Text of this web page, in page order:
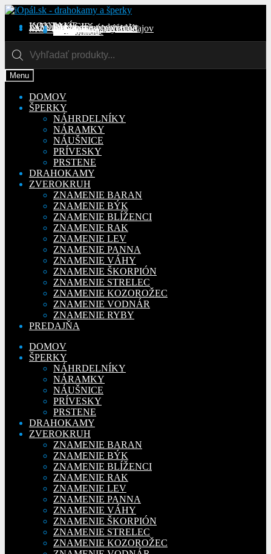
Preskočiť
navigáciu
Preskočiť
obsah
KONTAKT
INFORMÁCIE
Obchodné podmienky
Reklamačný poriadok
Ochrana osobných údajov
MÔJ ÚČETObjednávky
Adresy
Detaily účtu
Na stiahnutie
search
Menu
DOMOV
ŠPERKY
NÁHRDELNÍKY
NÁRAMKY
NÁUŠNICE
PRÍVESKY
PRSTENE
DRAHOKAMY
ZVEROKRUH
ZNAMENIE BARAN
ZNAMENIE BÝK
ZNAMENIE BLÍŽENCI
ZNAMENIE RAK
ZNAMENIE LEV
ZNAMENIE PANNA
ZNAMENIE VÁHY
ZNAMENIE ŠKORPIÓN
ZNAMENIE STRELEC
ZNAMENIE KOZOROŽEC
ZNAMENIE VODNÁR
ZNAMENIE RYBY
PREDAJŇA
DOMOV
ŠPERKY
NÁHRDELNÍKY
NÁRAMKY
NÁUŠNICE
PRÍVESKY
PRSTENE
DRAHOKAMY
ZVEROKRUH
ZNAMENIE BARAN
ZNAMENIE BÝK
ZNAMENIE BLÍŽENCI
ZNAMENIE RAK
ZNAMENIE LEV
ZNAMENIE PANNA
ZNAMENIE VÁHY
ZNAMENIE ŠKORPIÓN
ZNAMENIE STRELEC
ZNAMENIE KOZOROŽEC